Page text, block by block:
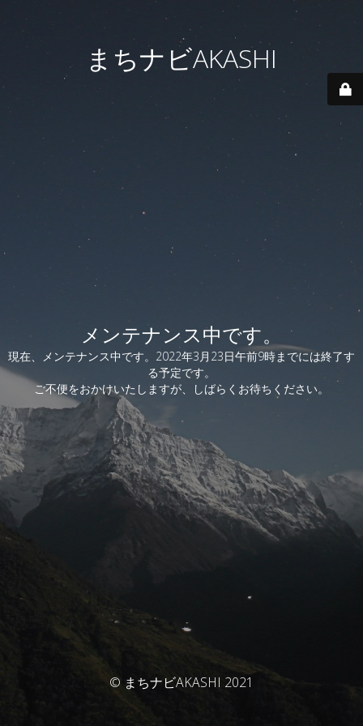
まちナビAKASHI
メンテナンス中です。
現在、メンテナンス中です。2022年3月23日午前9時までには終了す
る予定です。
ご不便をおかけいたしますが、しばらくお待ちください。
© まちナビAKASHI 2021